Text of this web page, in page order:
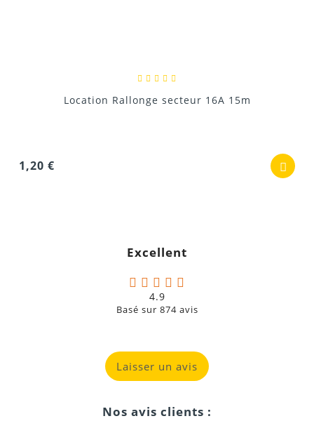
Location Rallonge secteur 16A 15m
1,20 €
Excellent
4.9
Basé sur 874avis
Laisser un avis
Nos avis clients :